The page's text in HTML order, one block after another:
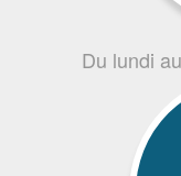
Du lundi